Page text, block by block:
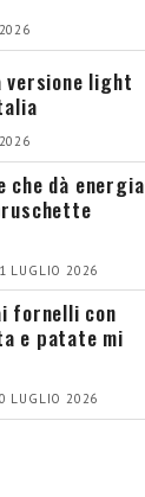
versione light
che dà energia
LUGLIO 2026
fornelli con
e patate mi
LUGLIO 2026